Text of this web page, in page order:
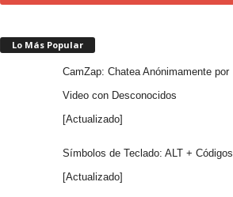
Lo Más Popular
CamZap: Chatea Anónimamente por
Video con Desconocidos
[Actualizado]
Símbolos de Teclado: ALT + Códigos
[Actualizado]